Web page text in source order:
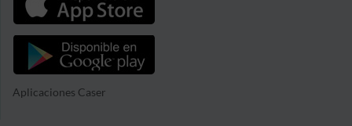
Aplicaciones Caser